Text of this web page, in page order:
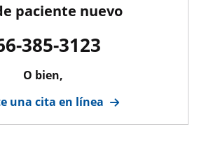
paciente nuevo
385-3123
O bien,
una cita en línea